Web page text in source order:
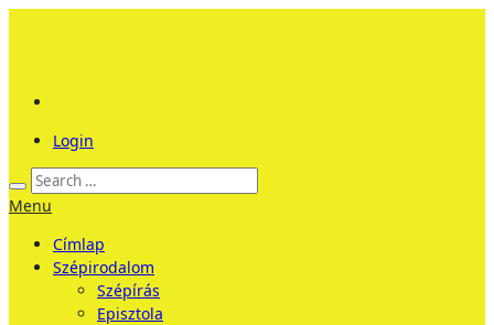
Login
Menu
Címlap
Szépirodalom
Szépírás
Episztola